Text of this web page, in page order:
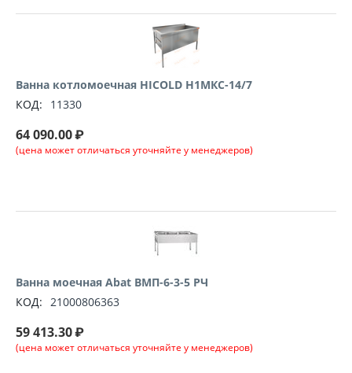
Ванна котломоечная HICOLD Н1МКС-14/7
КОД:
11330
64 090.00₽
(цена может отличаться уточняйте у менеджеров)
Ванна моечная Abat ВМП-6-3-5 РЧ
КОД: 21000806363
59 413.30₽
(цена может отличаться уточняйте у менеджеров)